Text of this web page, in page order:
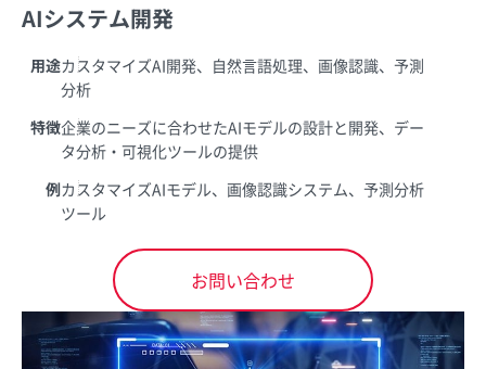
AIシステム開発
用途カスタマイズAI開発、自然言語処理、画像認識、予測
分析
特徴企業のニーズに合わせたAIモデルの設計と開発、デー
タ分析・可視化ツールの提供
例カスタマイズAIモデル、画像認識システム、予測分析
ツール
お問い合わせ